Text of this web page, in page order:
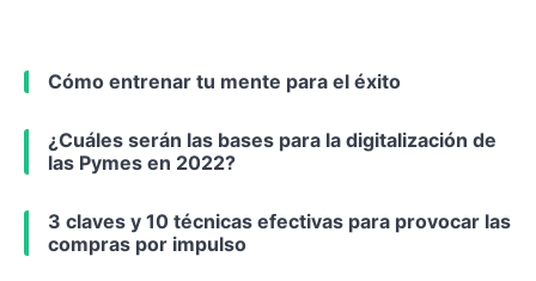
Cómo entrenar tu mente para el éxito
¿Cuáles serán las bases para la digitalización de
las Pymes en 2022?
3 claves y 10 técnicas efectivas para provocar las
compras por impulso